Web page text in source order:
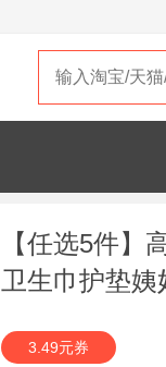
【任选5件】
卫生巾护垫
3.49元券